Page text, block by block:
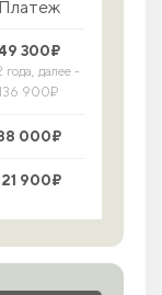
Платеж
300₽
года, далее -
900₽
000₽
900₽